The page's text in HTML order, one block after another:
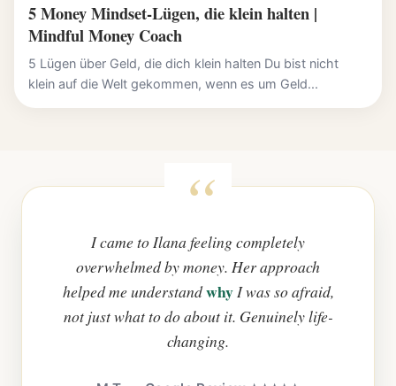
5 Money Mindset-Lügen, die klein halten |
Mindful Money Coach
5 Lügen über Geld, die dich klein halten Du bist nicht
klein auf die Welt gekommen, wenn es um Geld...
I came to Ilana feeling completely
overwhelmed by money. Her approach
helped me understandwhyI was so afraid,
not just what to do about it. Genuinely life-
changing.